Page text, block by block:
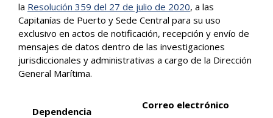
la Resolución 359 del 27 de julio de 2020, a las
Capitanías de Puerto y Sede Central para su uso
exclusivo en actos de notificación, recepción y envío de
mensajes de datos dentro de las investigaciones
jurisdiccionales y administrativas a cargo de la Dirección
General Marítima.
Dependencia
Correo electrónico